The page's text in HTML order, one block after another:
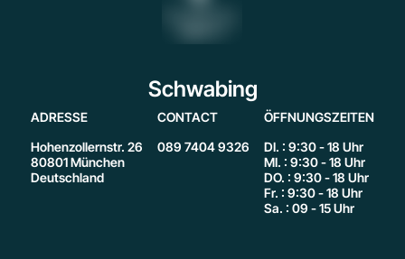
Schwabing
ADRESSE CONTACT
ÖFFNUNGSZEITEN
Hohenzollernstr. 26
80801 München
Deutschland
089 7404 9326
DI. : 9:30 - 18 Uhr
MI. : 9:30 - 18 Uhr
DO. : 9:30 - 18 Uhr
Fr. : 9:30 - 18 Uhr
Sa. : 09 - 15 Uhr